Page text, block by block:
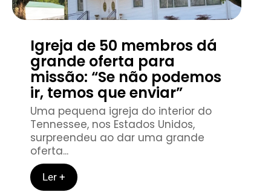
Igreja de 50 membros dá
grande oferta para
missão: “Se não podemos
ir, temos que enviar”
Uma pequena igreja do interior do
Tennessee, nos Estados Unidos,
surpreendeu ao dar uma grande
oferta...
Ler +